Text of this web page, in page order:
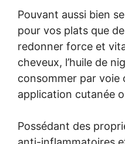
Pouvant aussi bien
pour vos plats que
redonner force et
cheveux, l’huile de
consommer par voie
application cutanée
Possédant des